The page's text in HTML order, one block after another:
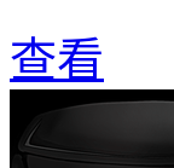
查看